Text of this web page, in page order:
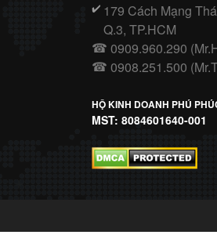
✔️ 179 Cách Mạng
Q.3, TP.HCM
☎ 0909.960.290
☎ 0908.251.500
HỘ KINH DOANH PHÚ
MST: 8084601640-001